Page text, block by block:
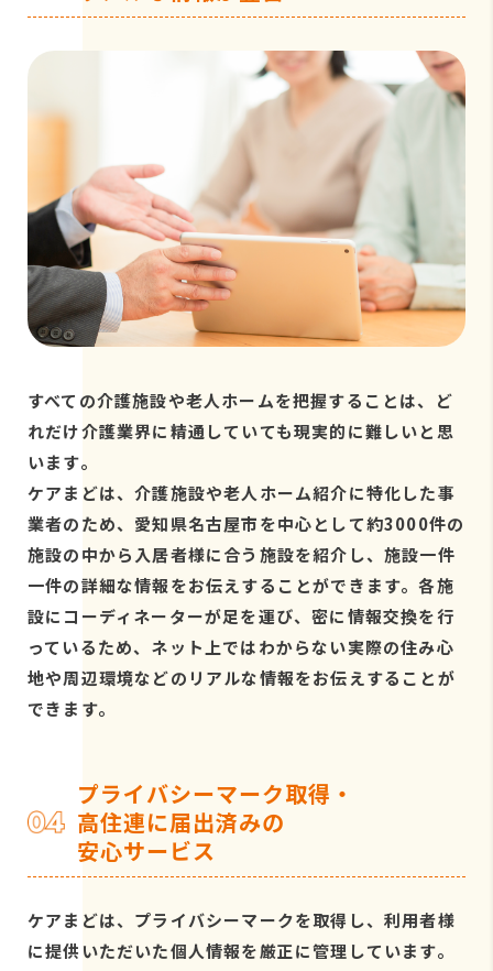
すべての介護施設や老人ホームを把握することは、ど
れだけ介護業界に精通していても現実的に難しいと思
います。
ケアまどは、介護施設や老人ホーム紹介に特化した事
業者のため、愛知県名古屋市を中心として約3000件の
施設の中から入居者様に合う施設を紹介し、施設一件
一件の詳細な情報をお伝えすることができます。各施
設にコーディネーターが足を運び、密に情報交換を行
っているため、ネット上ではわからない実際の住み心
地や周辺環境などのリアルな情報をお伝えすることが
できます。
プライバシーマーク取得・
高住連に届出済みの
安心サービス
ケアまどは、プライバシーマークを取得し、利用者様
に提供いただいた個人情報を厳正に管理しています。